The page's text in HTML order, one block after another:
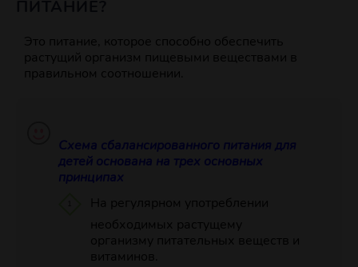
Это питание, которое способно обеспечить
растущий организм пищевыми веществами в
правильном соотношении.
Схема сбалансированного питания для
детей основана на трех основных
принципах
На регулярном употреблении
необходимых растущему
организму питательных веществ и
витаминов.